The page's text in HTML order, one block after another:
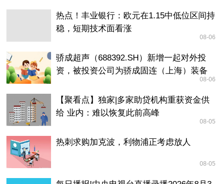
热点！丰业银行：欧元在1.15中低位区间持
稳，短期技术面看涨
08-06
骄成超声（688392.SH）新增一起对外投
资，被投资公司为骄成固连（上海）装备
08-06
【聚看点】独家|多家助贷机构重获资金供
给 业内：难以恢复此前高峰
08-05
热刺求购加克波，利物浦正考虑放人
08-05